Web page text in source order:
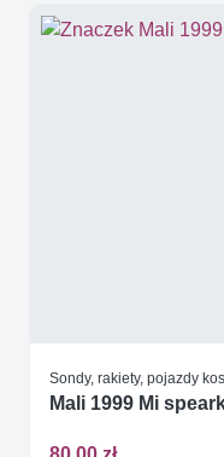
Sondy, rakiety, pojazdy
Mali 1999 Mi